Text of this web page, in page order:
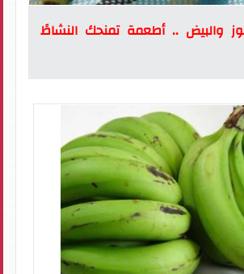
والبيض .. أطعمة تمنحك النشاطً